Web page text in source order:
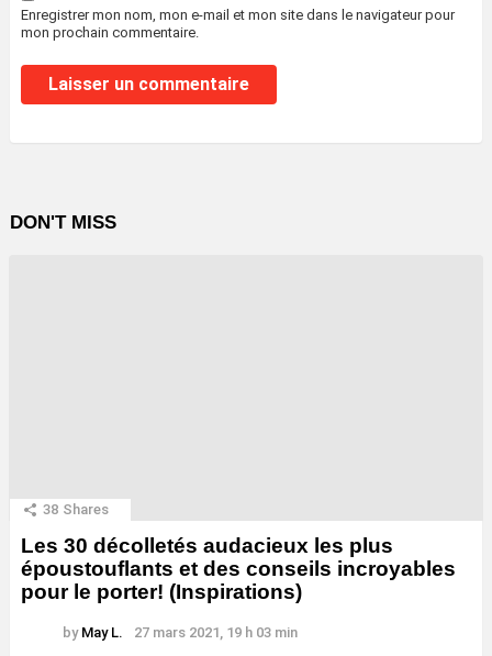
Enregistrer mon nom, mon e-mail et mon site dans le navigateur pour
mon prochain commentaire.
DON'T MISS
38 Shares
Les 30 décolletés audacieux les plus
époustouflants et des conseils incroyables
pour le porter! (Inspirations)
by May L. 27 mars 2021, 19 h 03 min